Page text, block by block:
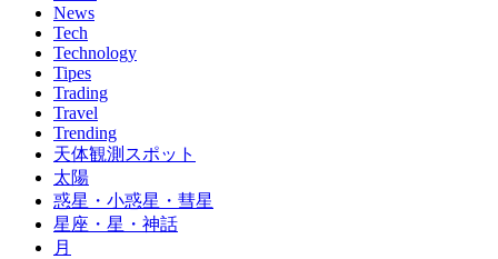
News
Tech
Technology
Tipes
Trading
Travel
Trending
天体観測スポット
太陽
惑星・小惑星・彗星
星座・星・神話
月